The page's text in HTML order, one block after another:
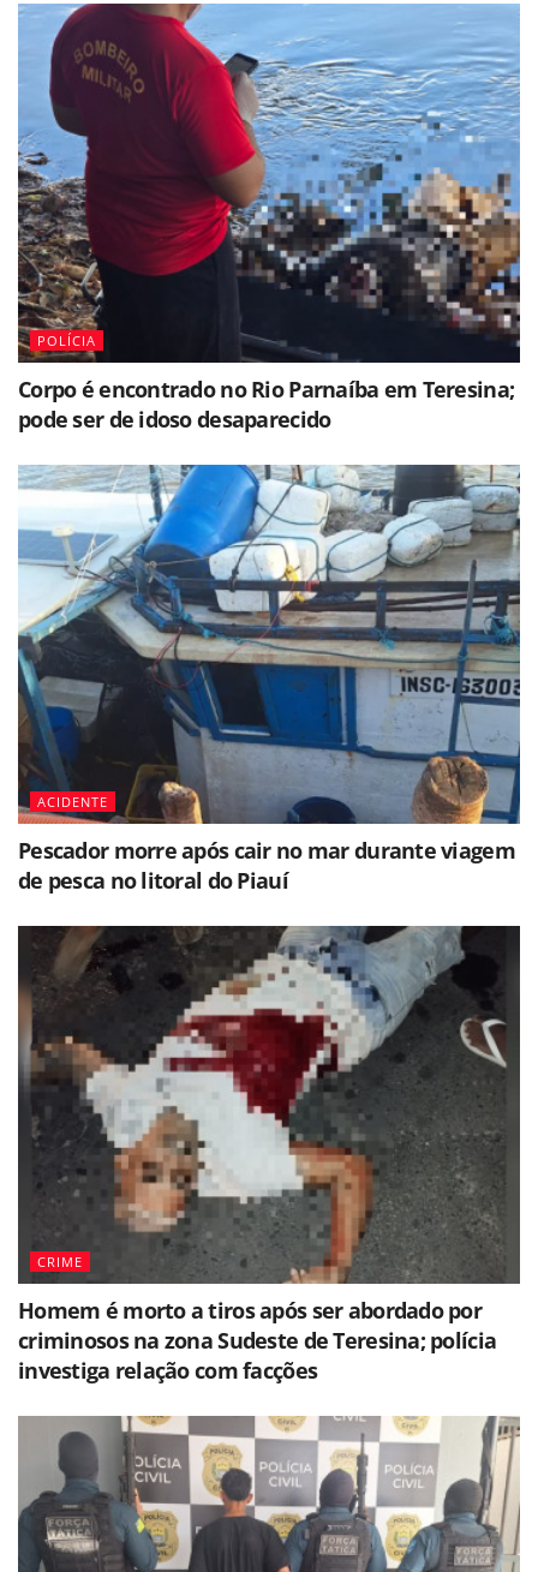
POLÍCIA
Corpo é encontrado no Rio Parnaíba em Teresina;
pode ser de idoso desaparecido
ACIDENTE
Pescador morre após cair no mar durante viagem
de pesca no litoral do Piauí
CRIME
Homem é morto a tiros após ser abordado por
criminosos na zona Sudeste de Teresina; polícia
investiga relação com facções